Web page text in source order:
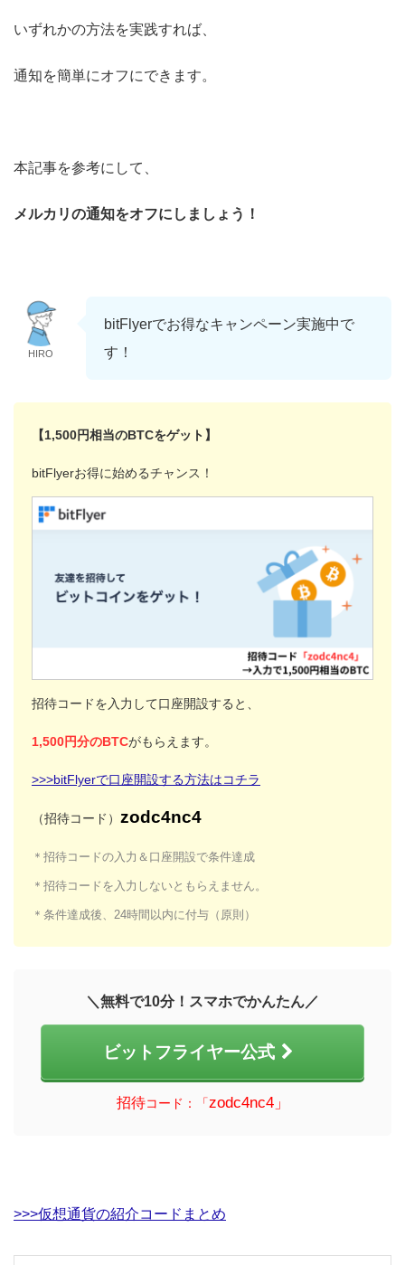
いずれかの方法を実践すれば、
通知を簡単にオフにできます。
本記事を参考にして、
メルカリの通知をオフにしましょう！
HIRO
bitFlyerでお得なキャンペーン実施中で
す！
【1,500円相当のBTCをゲット】
bitFlyerお得に始めるチャンス！
招待コードを入力して口座開設すると、
1,500円分のBTCがもらえます。
>>>bitFlyerで口座開設する方法はコチラ
（招待コード） zodc4nc4
＊招待コードの入力＆口座開設で条件達成
＊招待コードを入力しないともらえません。
＊条件達成後、24時間以内に付与（原則）
＼無料で10分！スマホでかんたん／
ビットフライヤー公式
招待コード：「zodc4nc4」
>>>仮想通貨の紹介コードまとめ